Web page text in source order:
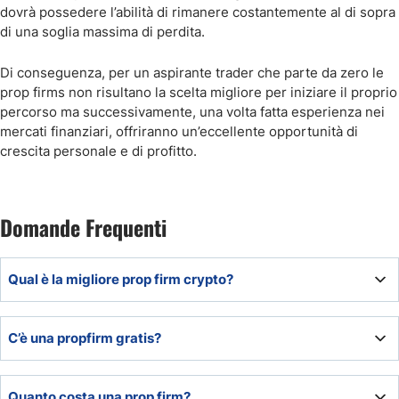
dovrà possedere l’abilità di rimanere costantemente al di sopra
di una soglia massima di perdita.
Di conseguenza, per un aspirante trader che parte da zero le
prop firms non risultano la scelta migliore per iniziare il proprio
percorso ma successivamente, una volta fatta esperienza nei
mercati finanziari, offriranno un’eccellente opportunità di
crescita personale e di profitto.
Domande Frequenti
Qual è la migliore prop firm crypto?
negoziare criptovalute come, ad esempio, FTMO.
Nonostante ciò, la scelta della migliore prop firm si basa
C’è una propfirm gratis?